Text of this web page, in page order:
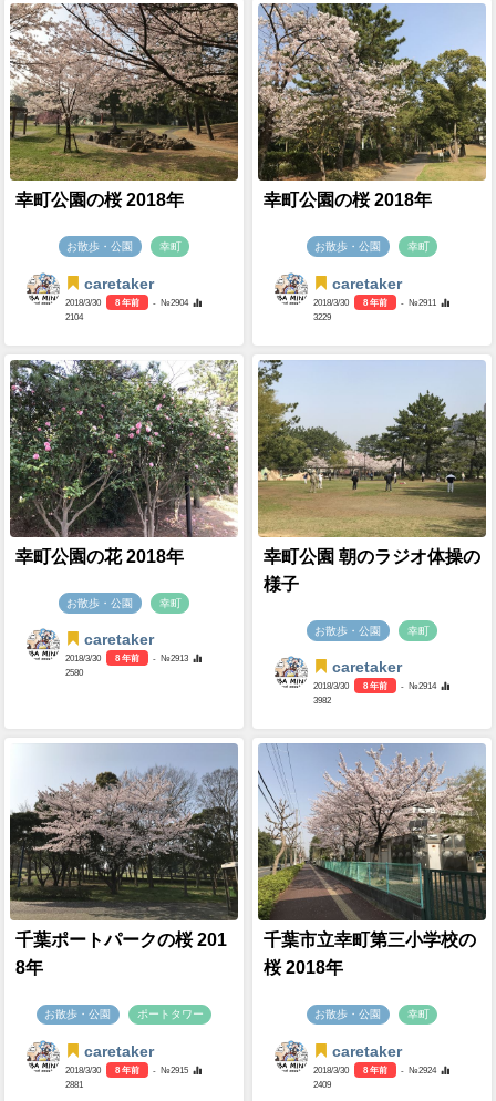
幸町公園の桜 2018年
お散歩・公園 幸町
caretaker
2018/3/30 8 年前
- №2904
2104
幸町公園の桜 2018年
お散歩・公園 幸町
caretaker
2018/3/30 8 年前
- №2911
3229
幸町公園の花 2018年
お散歩・公園 幸町
caretaker
2018/3/30 8 年前
- №2913
2580
幸町公園 朝のラジオ体操の
様子
お散歩・公園 幸町
caretaker
2018/3/30 8 年前
- №2914
3982
千葉ポートパークの桜 201
8年
お散歩・公園 ポートタワー
caretaker
2018/3/30 8 年前
- №2915
2881
千葉市立幸町第三小学校の
桜 2018年
お散歩・公園 幸町
caretaker
2018/3/30 8 年前
- №2924
2409